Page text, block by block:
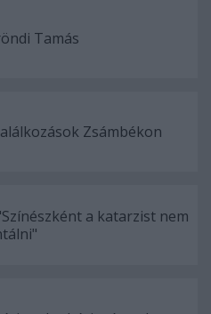
Tamás
Zsámbékon
a katarzist nem